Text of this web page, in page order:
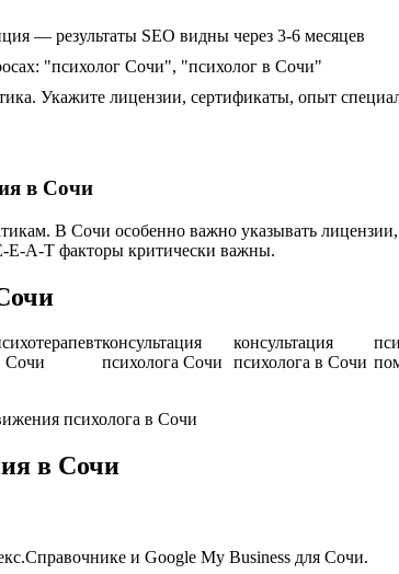
— результаты SEO видны через 3-6 месяцев
"психолог Сочи", "психолог в Сочи"
Укажите лицензии, сертификаты, опыт
в Сочи
В Сочи особенно важно указывать
E-A-T факторы критически важны.
Сочи
консультация
психолога Сочи
консультация
психолога в Сочи
психолога в Сочи
в Сочи
и Google My Business для Сочи.